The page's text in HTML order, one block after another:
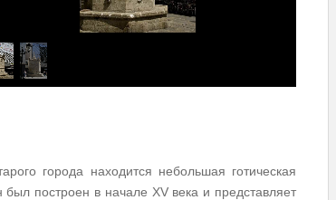
города находится небольшая готическая
построен в начале XV века и представляет